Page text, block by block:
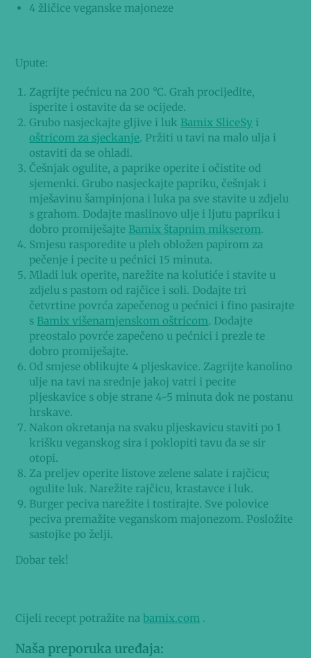
4 žličice veganske majoneze
Upute:
Zagrijte pećnicu na 200 °C. Grah procijedite,
isperite i ostavite da se ocijede.
Grubo nasjeckajte gljive i luk Bamix SliceSy i
oštricom za sjeckanje. Pržiti u tavi na malo ulja i
ostaviti da se ohladi.
Češnjak ogulite, a paprike operite i očistite od
sjemenki. Grubo nasjeckajte papriku, češnjak i
mješavinu šampinjona i luka pa sve stavite u zdjelu
s grahom. Dodajte maslinovo ulje i ljutu papriku i
dobro promiješajte Bamix štapnim mikserom.
Smjesu rasporedite u pleh obložen papirom za
pečenje i pecite u pećnici 15 minuta.
Mladi luk operite, narežite na kolutiće i stavite u
zdjelu s pastom od rajčice i soli. Dodajte tri
četvrtine povrća zapečenog u pećnici i fino pasirajte
s Bamix višenamjenskom oštricom. Dodajte
preostalo povrće zapečeno u pećnici i prezle te
dobro promiješajte.
Od smjese oblikujte 4 pljeskavice. Zagrijte kanolino
ulje na tavi na srednje jakoj vatri i pecite
pljeskavice s obje strane 4-5 minuta dok ne postanu
hrskave.
Nakon okretanja na svaku pljeskavicu staviti po 1
krišku veganskog sira i poklopiti tavu da se sir
otopi.
Za preljev operite listove zelene salate i rajčicu;
ogulite luk. Narežite rajčicu, krastavce i luk.
Burger peciva narežite i tostirajte. Sve polovice
peciva premažite veganskom majonezom. Posložite
sastojke po želji.
Dobar tek!
Cijeli recept potražite nabamix.com .
Naša preporuka uređaja: